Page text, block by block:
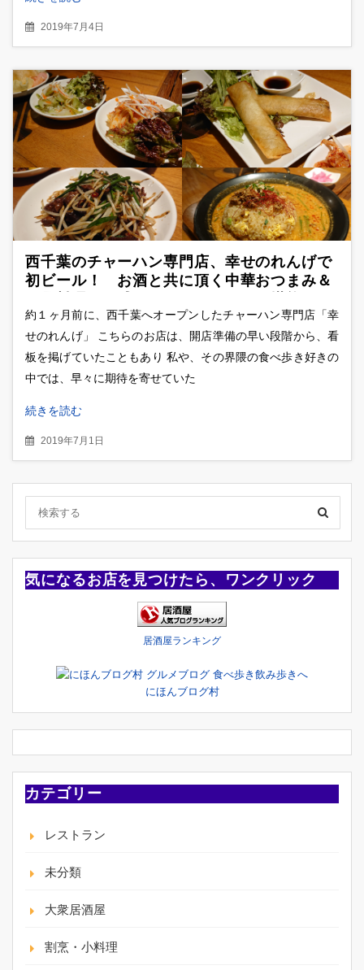
2019年7月4日
西千葉のチャーハン専門店、幸せのれんげで
初ビール！ お酒と共に頂く中華おつまみ＆
みた
約１ヶ月前に、西千葉へオープンしたチャーハン専門店「幸
せのれんげ」 こちらのお店は、開店準備の早い段階から、看
板を掲げていたこともあり 私や、その界隈の食べ歩き好きの
中では、早々に期待を寄せていた
続きを読む
2019年7月1日
気になるお店を見つけたら、ワンクリック
居酒屋ランキング
にほんブログ村
カテゴリー
レストラン
未分類
大衆居酒屋
割烹・小料理